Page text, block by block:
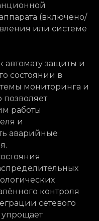
(включено/
или системе
автомату защиты и
состоянии в
мониторинга и
позволяет
работы
и
аварийные
контроля
сетевого